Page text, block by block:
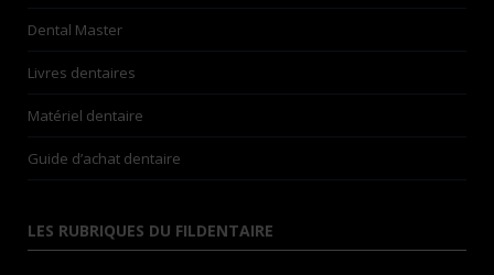
Dental Master
Livres dentaires
Matériel dentaire
Guide d’achat dentaire
LES RUBRIQUES DU FILDENTAIRE